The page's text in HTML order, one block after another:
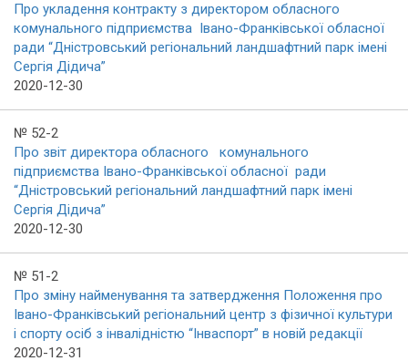
Про укладення контракту з директором обласного
комунального підприємства Івано-Франківської обласної
ради “Дністровський регіональний ландшафтний парк імені
Сергія Дідича”
2020-12-30
№ 52-2
Про звіт директора обласного комунального
підприємства Івано-Франківської обласної ради
“Дністровський регіональний ландшафтний парк імені
Сергія Дідича”
2020-12-30
№ 51-2
Про зміну найменування та затвердження Положення про
Івано-Франківський регіональний центр з фізичної культури
і спорту осіб з інвалідністю “Інваспорт” в новій редакції
2020-12-31